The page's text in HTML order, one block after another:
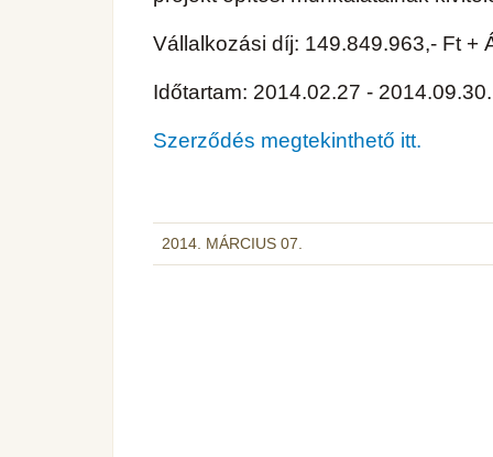
Vállalkozási díj: 149.849.963,- Ft +
Időtartam: 2014.02.27 - 2014.09.30.
Szerződés megtekinthető itt.
2014. MÁRCIUS 07.